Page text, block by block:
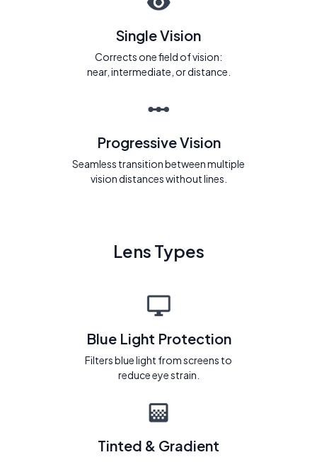
Single Vision
Corrects one field of vision:
near, intermediate, or distance.
Progressive Vision
Seamless transition between multiple
vision distances without lines.
Lens Types
Blue Light Protection
Filters blue light from screens to
reduce eye strain.
Tinted & Gradient